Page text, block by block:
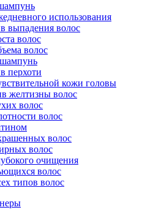
использования
выпадения волос
волос
волос
перхоти
кожи головы
желтизны волос
волос
волос
волос
волос
очищения
волос
типов волос